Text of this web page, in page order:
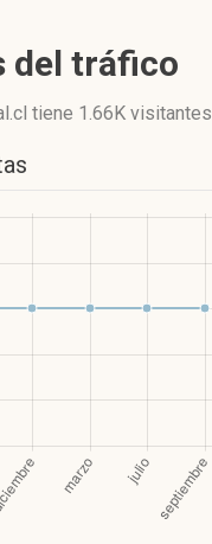
del tráfico
tiene 1.66K visitantes